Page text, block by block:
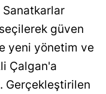
Aydın
Balıkesir
Bilecik
Sanatkarlar
güven
yeni yönetim ve
Çalgan'a
Gerçekleştirilen